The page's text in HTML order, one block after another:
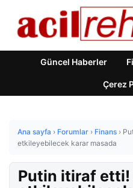
Güncel Haberler
Çerez
Ana sayfa › Forumlar › Finans ›
etkileyebilecek karar masada
Putin itiraf etti!